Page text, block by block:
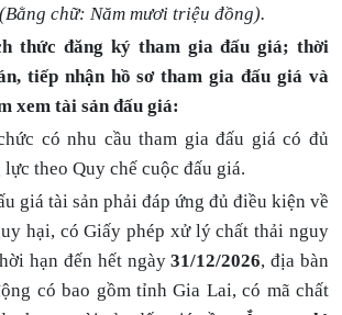
(Bằng chữ: Năm mươi triệu đồng).
thức đăng ký tham gia đấu giá; thời
tiếp nhận hồ sơ tham gia đấu giá và
xem tài sản đấu giá:
có nhu cầu tham gia đấu giá có đủ
theo Quy chế cuộc đấu giá.
giá tài sản phải đáp ứng đủ điều kiện về
hại, có Giấy phép xử lý chất thải nguy
hạn đến hết ngày31/12/2026, địa bàn
có bao gồm tỉnh Gia Lai, có mã chất